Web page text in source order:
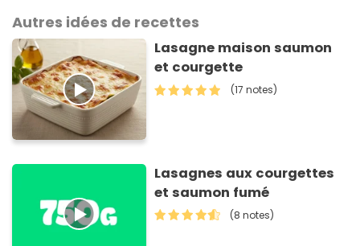
Autres idées de recettes
Lasagne maison saumon
et courgette
(17 notes)
Lasagnes aux courgettes
et saumon fumé
(8 notes)